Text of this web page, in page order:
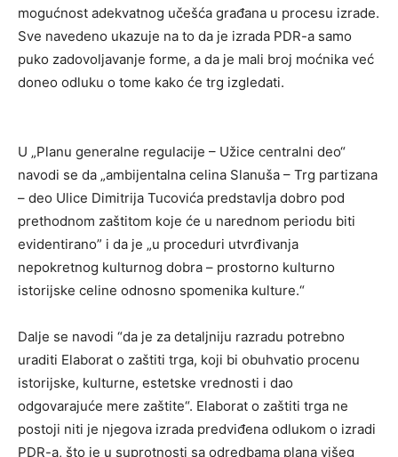
mogućnost adekvatnog učešća građana u procesu izrade.
Sve navedeno ukazuje na to da je izrada PDR-a samo
puko zadovoljavanje forme, a da je mali broj moćnika već
doneo odluku o tome kako će trg izgledati.
U „Planu generalne regulacije – Užice centralni deo“
navodi se da „ambijentalna celina Slanuša – Trg partizana
– deo Ulice Dimitrija Tucovića predstavlja dobro pod
prethodnom zaštitom koje će u narednom periodu biti
evidentirano” i da je „u proceduri utvrđivanja
nepokretnog kulturnog dobra – prostorno kulturno
istorijske celine odnosno spomenika kulture.“
Dalje se navodi “da je za detaljniju razradu potrebno
uraditi Elaborat o zaštiti trga, koji bi obuhvatio procenu
istorijske, kulturne, estetske vrednosti i dao
odgovarajuće mere zaštite“. Elaborat o zaštiti trga ne
postoji niti je njegova izrada predviđena odlukom o izradi
PDR-a, što je u suprotnosti sa odredbama plana višeg